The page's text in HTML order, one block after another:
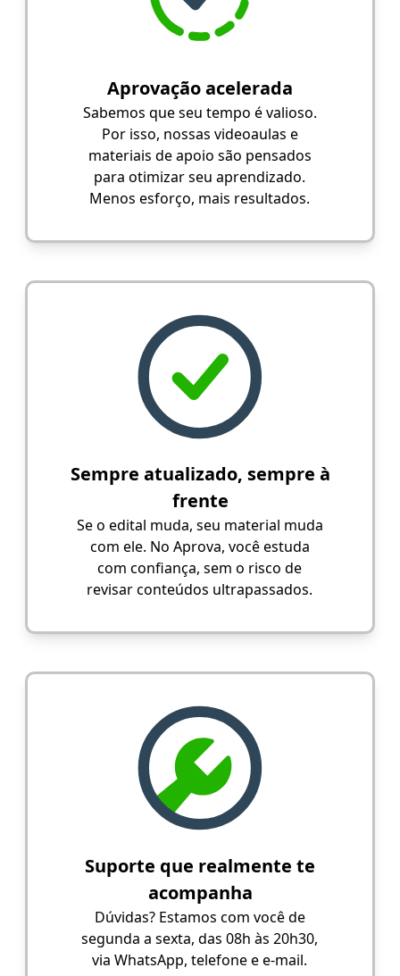
Aprovação acelerada
Sabemos que seu tempo é valioso.
Por isso, nossas videoaulas e
materiais de apoio são pensados
para otimizar seu aprendizado.
Menos esforço, mais resultados.
Sempre atualizado, sempre à
frente
Se o edital muda, seu material muda
com ele. No Aprova, você estuda
com confiança, sem o risco de
revisar conteúdos ultrapassados.
Suporte que realmente te
acompanha
Dúvidas? Estamos com você de
segunda a sexta, das 08h às 20h30,
via WhatsApp, telefone e e-mail.